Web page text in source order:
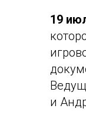
19
и